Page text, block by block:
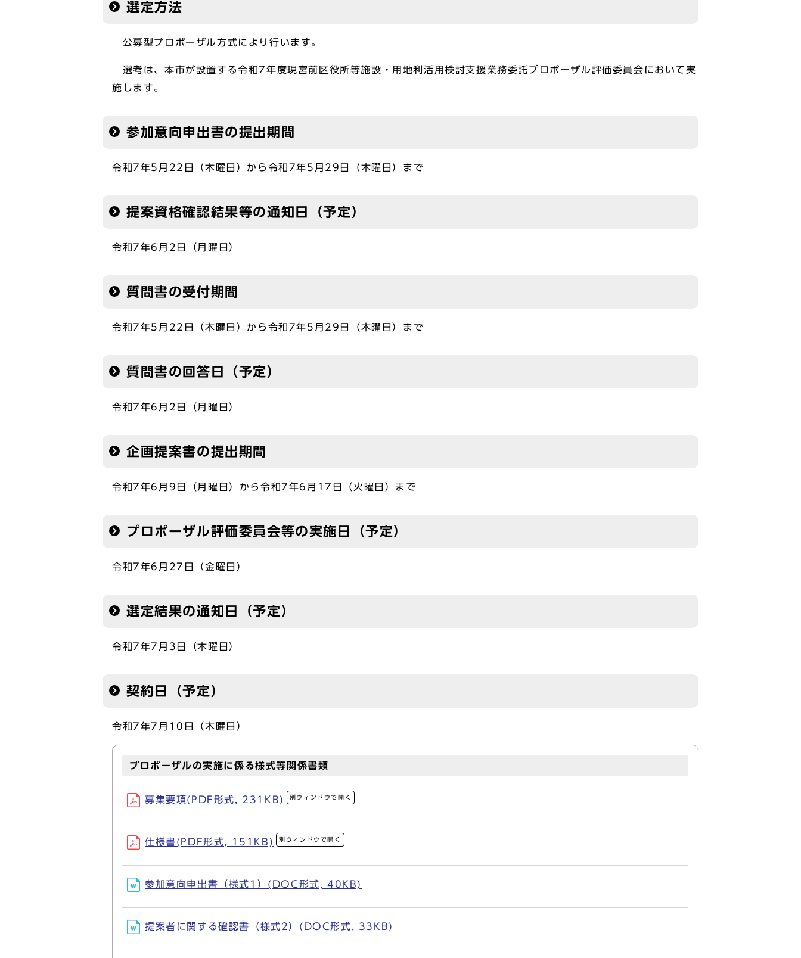
選定方法
公募型プロポーザル方式により行います。
選考は、本市が設置する令和7年度現宮前区役所等施設・用地利活用検討支援業務委託プロポーザル評価委員会において実
施します。
参加意向申出書の提出期間
令和7年5月22日（木曜日）から令和7年5月29日（木曜日）まで
提案資格確認結果等の通知日（予定）
令和7年6月2日（月曜日）
質問書の受付期間
令和7年5月22日（木曜日）から令和7年5月29日（木曜日）まで
質問書の回答日（予定）
令和7年6月2日（月曜日）
企画提案書の提出期間
令和7年6月9日（月曜日）から令和7年6月17日（火曜日）まで
プロポーザル評価委員会等の実施日（予定）
令和7年6月27日（金曜日）
選定結果の通知日（予定）
令和7年7月3日（木曜日）
契約日（予定）
令和7年7月10日（木曜日）
プロポーザルの実施に係る様式等関係書類
募集要項(PDF形式, 231KB) 別ウィンドウで開く
仕様書(PDF形式, 151KB) 別ウィンドウで開く
参加意向申出書（様式1）(DOC形式, 40KB)
提案者に関する確認書（様式2）(DOC形式, 33KB)